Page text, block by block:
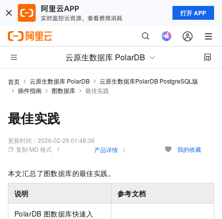
打开 APP
云原生数据库 PolarDB
首页 云原生数据库 PolarDB
云原生数据库PolarDB PostgreSQL版
插件指南
图数据库 最佳实践
最佳实践
更新时间： 2026-02-26 01:48:36
复制 MD 格式
产品详情 我的收藏
本文汇总了图数据库的最佳实践。
说明 参考文档
PolarDB 图数据库快速入